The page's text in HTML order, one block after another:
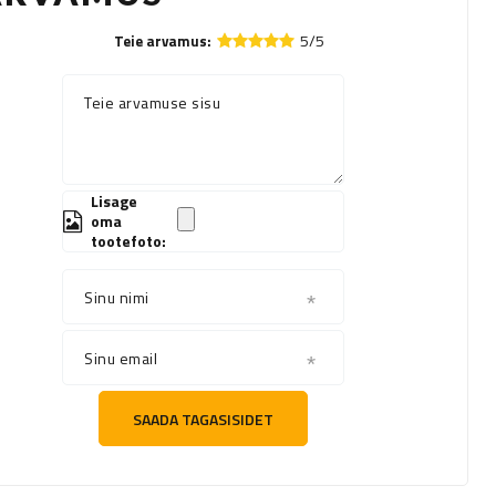
Teie arvamus: 5/5
Teie arvamuse sisu
Lisage
oma
tootefoto:
Sinu nimi
Sinu email
SAADA TAGASISIDET